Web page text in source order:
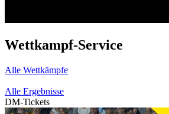
Wettkampf-Service
Alle Wettkämpfe
Alle Ergebnisse
DM-Tickets